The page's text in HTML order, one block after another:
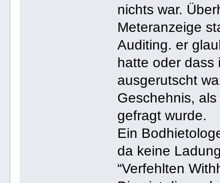
nichts war.
Meteranzeige
Auditing. er
hatte oder dass
ausgerutscht
Geschehnis,
gefragt wurde.
Ein
da keine
“Verfehlten